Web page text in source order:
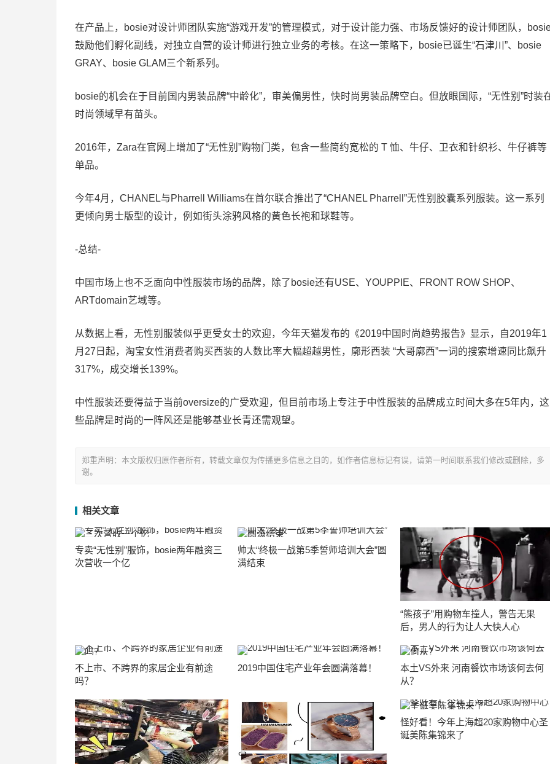
在产品上，bosie对设计师团队实施“游戏开发”的管理模式，对于设计能力强、市场反馈好的设计师团队，
鼓励他们孵化副线，对独立自营的设计师进行独立业务的考核。在这一策略下，bosie已诞生“石津川”、bosie
GRAY、bosie GLAM三个新系列。
bosie的机会在于目前国内男装品牌“中龄化”，审美偏男性，快时尚男装品牌空白。但放眼国际，“无性别”时装
时尚领域早有苗头。
2016年，Zara在官网上增加了“无性别”购物门类，包含一些简约宽松的 T 恤、牛仔、卫衣和针织衫、牛仔裤等
单品。
今年4月，CHANEL与Pharrell Williams在首尔联合推出了“CHANEL Pharrell”无性别胶囊系列服装。这一系列
更倾向男士版型的设计，例如街头涂鸦风格的黄色长袍和球鞋等。
-总结-
中国市场上也不乏面向中性服装市场的品牌，除了bosie还有USE、YOUPPIE、FRONT ROW SHOP、
ARTdomain艺域等。
从数据上看，无性别服装似乎更受女士的欢迎，今年天猫发布的《2019中国时尚趋势报告》显示，自2019年1
月27日起，淘宝女性消费者购买西装的人数比率大幅超越男性，廓形西装 “大哥廓西”一词的搜索增速同比飙升
317%，成交增长139%。
中性服装还要得益于当前oversize的广受欢迎，但目前市场上专注于中性服装的品牌成立时间大多在5年内，这
些品牌是时尚的一阵风还是能够基业长青还需观望。
郑重声明：本文版权归原作者所有，转载文章仅为传播更多信息之目的，如作者信息标记有误，请第一时间联系我们修改或删除，多
谢。
相关文章
专卖“无性别”服饰，bosie两年融资三
次营收一个亿
帅太“终极一战第5季誓师培训大会”圆
满结束
“熊孩子”用购物车撞人，警告无果
后，男人的行为让人大快人心
不上市、不跨界的家居企业有前途
吗？
2019中国住宅产业年会圆满落幕！
本土VS外来 河南餐饮市场该何去何
从？
怪好看！今年上海超20家购物中心圣
诞美陈集锦来了